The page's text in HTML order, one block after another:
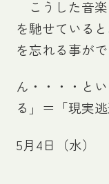
こうした音
を馳せている
を忘れる事が
ん・・・・と
る」＝「現実
5月4日（水）